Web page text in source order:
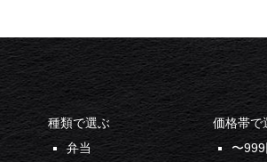
種類で選ぶ
弁当
価格帯で
〜